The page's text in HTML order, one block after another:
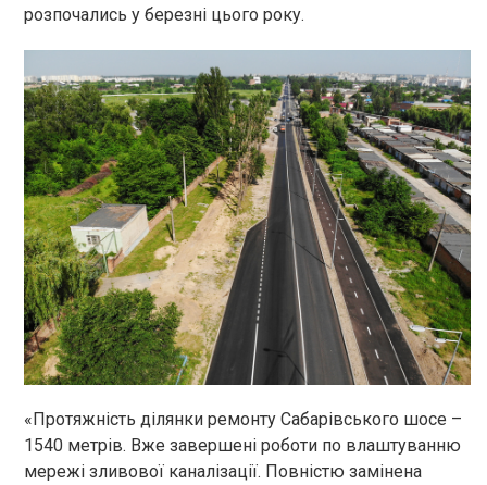
розпочались у березні цього року.
«Протяжність ділянки ремонту Сабарівського шосе –
1540 метрів. Вже завершені роботи по влаштуванню
мережі зливової каналізації. Повністю замінена